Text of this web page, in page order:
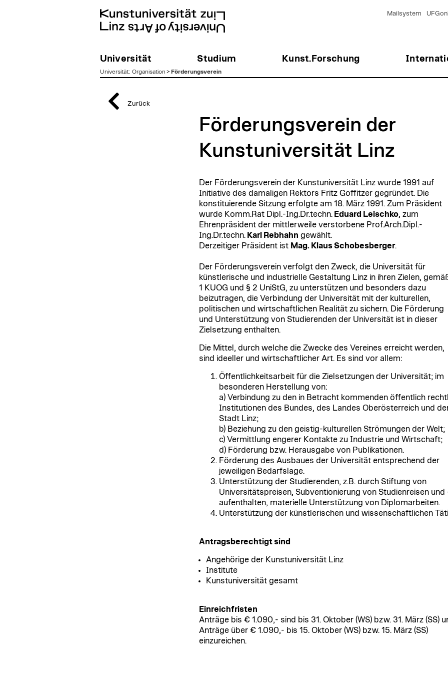
Universität Studium Kunst.Forschung
Mailsystem
Universität: Organisation > Förderungsverein
Zurück
Förderungsverein der
Kunstuniversität Linz
Der Förderungsverein der Kunstuniversität Linz wurde 1991 auf
Initiative des damaligen Rektors Fritz Goffitzer gegründet. Die
konstituierende Sitzung erfolgte am 18. März 1991. Zum Präsident
wurde Komm.Rat Dipl.-Ing.Dr.techn.Eduard Leischko, zum
Ehrenpräsident der mittlerweile verstorbene Prof.Arch.Dipl.-
Ing.Dr.techn.Karl Rebhahn gewählt.
Derzeitiger Präsident ist Mag. Klaus Schobesberger.
Der Förderungsverein verfolgt den Zweck, die Universität für
künstlerische und industrielle Gestaltung Linz in ihren Zielen,
1 KUOG und § 2 UniStG, zu unterstützen und besonders dazu
beizutragen, die Verbindung der Universität mit der kulturellen,
politischen und wirtschaftlichen Realität zu sichern. Die Förderung
und Unterstützung von Studierenden der Universität ist in dieser
Zielsetzung enthalten.
Die Mittel, durch welche die Zwecke des Vereines erreicht werden,
sind ideeller und wirtschaftlicher Art. Es sind vor allem:
Öffentlichkeitsarbeit für die Zielsetzungen der Universität; im
besonderen Herstellung von:
a) Verbindung zu den in Betracht kommenden öffentlich
Institutionen des Bundes, des Landes Oberösterreich und
Stadt Linz;
b) Beziehung zu den geistig-kulturellen Strömungen der Welt;
c) Vermittlung engerer Kontakte zu Industrie und Wirtschaft;
d) Förderung bzw. Herausgabe von Publikationen.
Förderung des Ausbaues der Universität entsprechend der
jeweiligen Bedarfslage.
Unterstützung der Studierenden, z.B. durch Stiftung von
Universitätspreisen, Subventionierung von Studienreisen und
aufenthalten, materielle Unterstützung von Diplomarbeiten.
Unterstützung der künstlerischen und wissenschaftlichen
Antragsberechtigt sind
Angehörige der Kunstuniversität Linz
Institute
Kunstuniversität gesamt
Einreichfristen
Anträge bis € 1.090,- sind bis 31. Oktober (WS) bzw. 31. März (SS)
Anträge über € 1.090,- bis 15. Oktober (WS) bzw. 15. März (SS)
einzureichen.